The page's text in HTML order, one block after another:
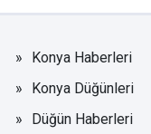
Konya Haberleri
Konya Düğünleri
Düğün Haberleri